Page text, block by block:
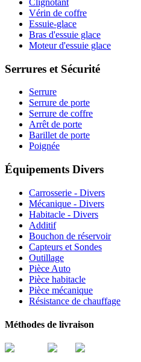
Clignotant
Vérin de coffre
Essuie-glace
Bras d'essuie glace
Moteur d'essuie glace
Serrures et Sécurité
Serrure
Serrure de porte
Serrure de coffre
Arrêt de porte
Barillet de porte
Poignée
Équipements Divers
Carrosserie - Divers
Mécanique - Divers
Habitacle - Divers
Additif
Bouchon de réservoir
Capteurs et Sondes
Outillage
Pièce Auto
Pièce habitacle
Pièce mécanique
Résistance de chauffage
Méthodes de livraison